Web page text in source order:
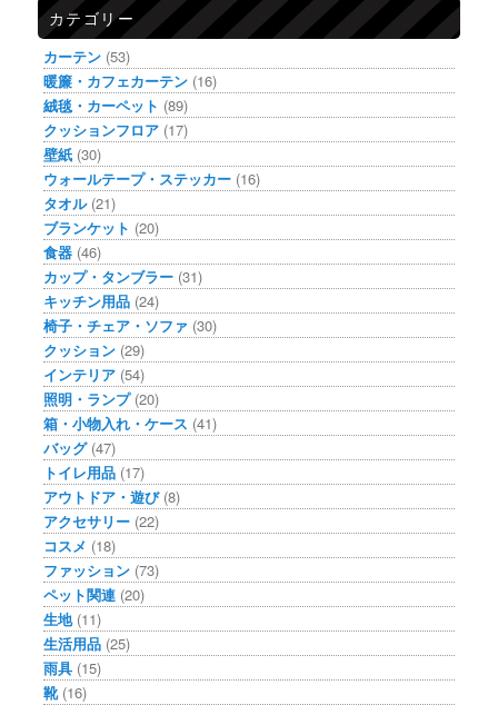
カテゴリー
カーテン (53)
暖簾・カフェカーテン (16)
絨毯・カーペット (89)
クッションフロア (17)
壁紙 (30)
ウォールテープ・ステッカー (16)
タオル(21)
ブランケット (20)
食器 (46)
カップ・タンブラー (31)
キッチン用品 (24)
椅子・チェア・ソファ (30)
クッション (29)
インテリア (54)
照明・ランプ(20)
箱・小物入れ・ケース (41)
バッグ(47)
トイレ用品 (17)
アウトドア・遊び(8)
アクセサリー (22)
コスメ (18)
ファッション (73)
ペット関連 (20)
生地(11)
生活用品 (25)
雨具 (15)
靴(16)